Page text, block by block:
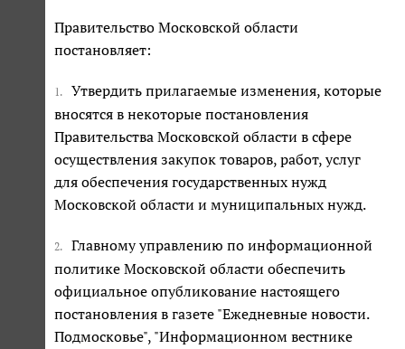
Правительство Московской области
постановляет:
1.
Утвердить прилагаемые изменения, которые
вносятся в некоторые постановления
Правительства Московской области в сфере
осуществления закупок товаров, работ, услуг
для обеспечения государственных нужд
Московской области и муниципальных нужд.
2.
Главному управлению по информационной
политике Московской области обеспечить
официальное опубликование настоящего
постановления в газете "Ежедневные новости.
Подмосковье", "Информационном вестнике